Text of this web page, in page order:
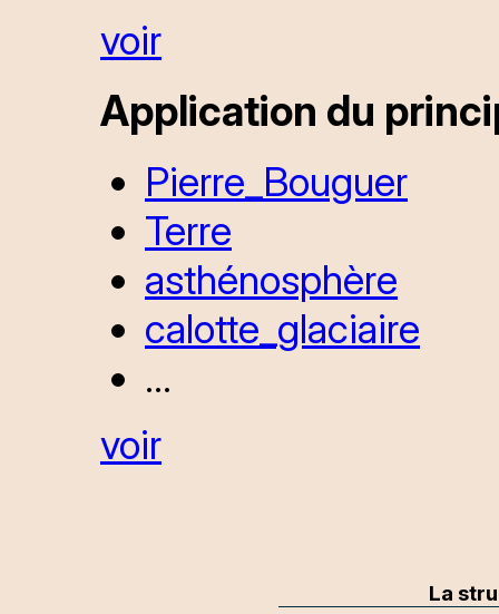
voir
Application du
Pierre_Bouguer
Terre
asthénosphère
calotte_glaciaire
...
voir
La